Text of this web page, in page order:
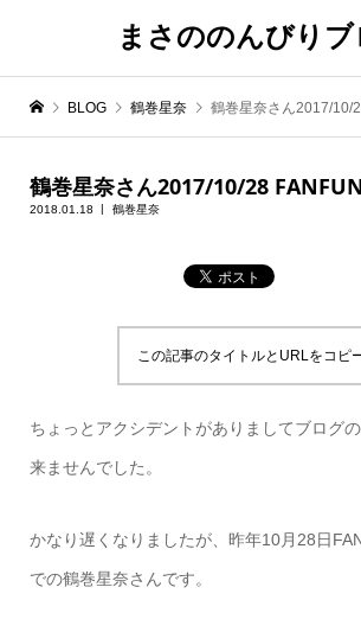
まさののんびり
BLOG 鶴巻星奈 鶴巻星奈さん2017/10/28
鶴巻星奈さん2017/10/28
2018.01.18 鶴巻星奈
この記事のタイトルとURLをコピ
ちょっとアクシデントがありましてブログ
来ませんでした。
かなり遅くなりましたが、昨年10月28日
での鶴巻星奈さんです。